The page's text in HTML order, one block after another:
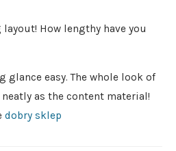
How lengthy have you
glance easy. The whole look of
as the content material!
dobry sklep